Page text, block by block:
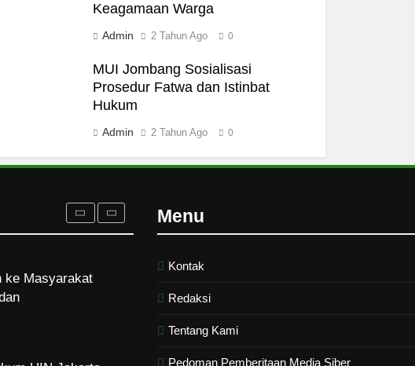
Keagamaan Warga
Admin 2 Tahun Ago 0
MUI Jombang Sosialisasi
Prosedur Fatwa dan Istinbat
Hukum
Admin 2 Tahun Ago 0
dan Pesantren
ke Masyarakat
Menu
Kontak
Redaksi
Tentang Kami
Pedoman Pemberitaan Media Siber